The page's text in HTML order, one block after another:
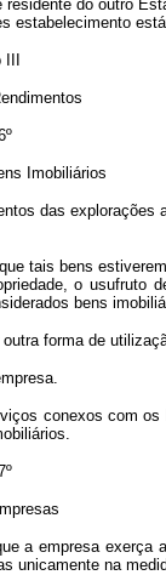
do outro
estabelecimento
III
Imobiliários
das explorações
bens
o
bens
forma de
conexos com os
exerça
na